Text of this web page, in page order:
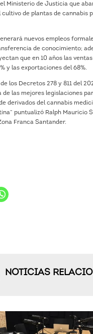
Ministerio de Justicia que
de plantas de cannabis
nuevos empleos
de conocimiento;
que en 10 años las
y las exportaciones del 68%.
los Decretos 278 y 811 del
de las mejores legislaciones
derivados del cannabis
puntualizó Ralph Mauricio
Franca Santander.
NOTICIAS